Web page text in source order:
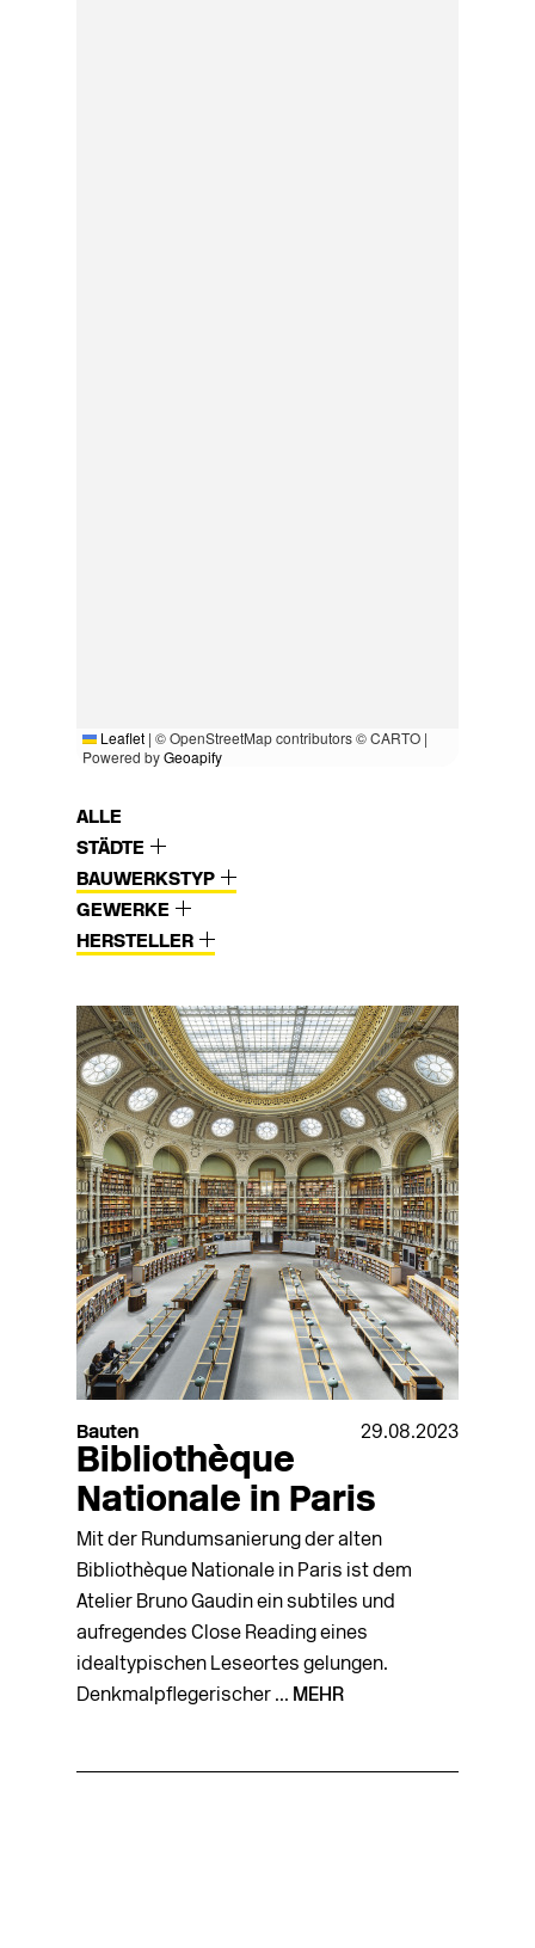
Leaflet | © OpenStreetMap contributors © CARTO |
Powered byGeoapify
ALLE
STÄDTE
BAUWERKSTYP
GEWERKE
HERSTELLER
Bauten 29.08.2023
Bibliothèque
Nationale in Paris
Mit der Rundumsanierung der alten
Bibliothèque Nationale in Paris ist dem
Atelier Bruno Gaudin ein subtiles und
aufregendes Close Reading eines
idealtypischen Leseortes gelungen.
Denkmalpflegerischer ... MEHR